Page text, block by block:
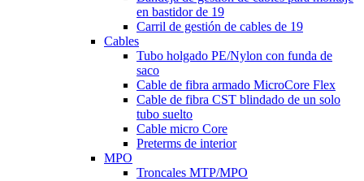
en bastidor de 19
Carril de gestión de cables de 19
Cables
Tubo holgado PE/Nylon con funda de
saco
Cable de fibra armado MicroCore Flex
Cable de fibra CST blindado de un solo
tubo suelto
Cable micro Core
Preterms de interior
MPO
Troncales MTP/MPO